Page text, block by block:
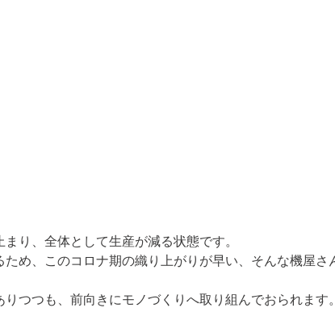
り、全体として生産が減る状態です。
め、このコロナ期の織り上がりが早い、そんな機屋さ
つつも、前向きにモノづくりへ取り組んでおられます。